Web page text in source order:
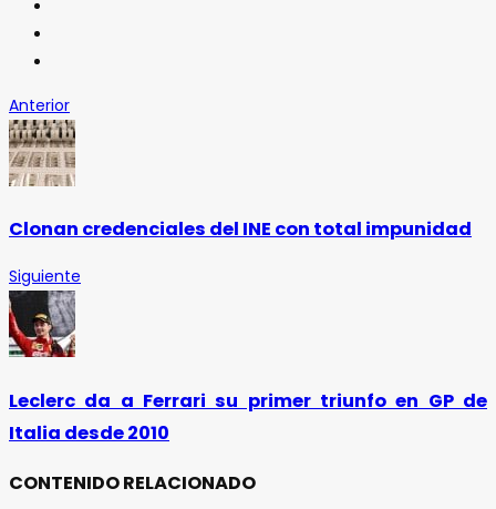
Anterior
Clonan credenciales del INE con total impunidad
Siguiente
Leclerc da a Ferrari su primer triunfo en GP de
Italia desde 2010
CONTENIDO RELACIONADO